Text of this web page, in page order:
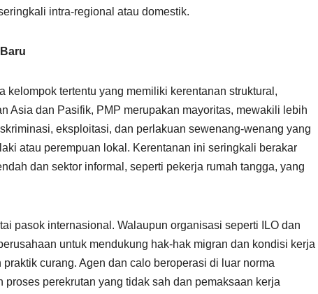
intra-regional atau domestik.
kelompok tertentu yang memiliki kerentanan struktural,
Asia dan Pasifik, PMP merupakan mayoritas, mewakili lebih
eksploitasi, dan perlakuan sewenang-wenang yang
atau perempuan lokal. Kerentanan ini seringkali berakar
dan sektor informal, seperti pekerja rumah tangga, yang
pasok internasional. Walaupun organisasi seperti ILO dan
untuk mendukung hak-hak migran dan kondisi kerja
curang. Agen dan calo beroperasi di luar norma
perekrutan yang tidak sah dan pemaksaan kerja